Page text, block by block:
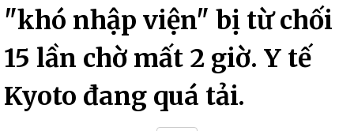
"khó nhập viện" bị từ chối
15 lần chờ mất 2 giờ. Y tế
Kyoto đang quá tải.